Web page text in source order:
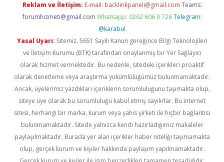
Reklam ve İletişim: E-mail: backlinkpaneli@gmail.com Teams:
forumhizmeti@gmail.com Whatsapp: 0262 606 0 726 Telegram:
@karabul
Yasal Uyarı: Sitemiz, 5651 Sayılı Kanun gereğince Bilgi Teknolojileri
ve İletişim Kurumu (BTK) tarafından onaylanmış bir Yer Sağlayıcı
olarak hizmet vermektedir. Bu nedenle, sitedeki içerikleri proaktif
olarak denetleme veya araştırma yükümlülüğümüz bulunmamaktadır.
Ancak, üyelerimiz yazdıkları içeriklerin sorumluluğunu taşımakta olup,
siteye üye olarak bu sorumluluğu kabul etmiş sayılırlar. Bu internet
sitesi, herhangi bir marka, kurum veya şahıs şirketi ile hiçbir bağlantısı
bulunmamaktadır. Sitede yalnızca kendi hazırladığımız makaleler
paylaşılmaktadır. Burada yer alan içerikler haber niteliği taşımamakta
olup, gerçek kurum ve kişiler hakkında paylaşım yapılmamaktadır.